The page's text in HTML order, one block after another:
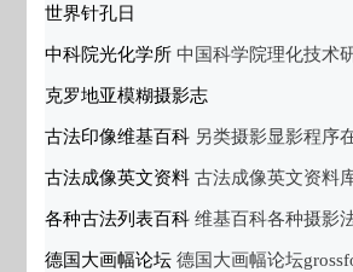
世界针孔日
中科院光化学所 中国科学院理化技术
克罗地亚模糊摄影志
古法印像维基百科 另类摄影显影程序
古法成像英文资料 古法成像英文资料
各种古法列表百科 维基百科各种摄影
德国大画幅论坛 德国大画幅论坛